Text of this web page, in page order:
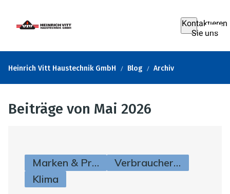
Kontaktieren
Sie uns
Heinrich Vitt Haustechnik GmbH Blog Archiv
Beiträge von Mai 2026
Marken & Produkte
Verbraucherinfos
Klima